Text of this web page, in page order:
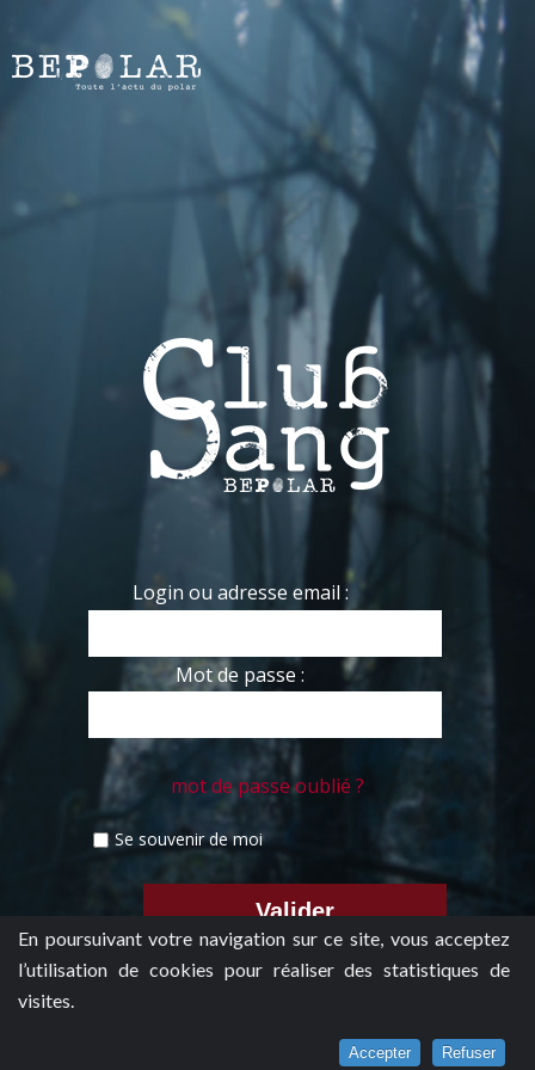
En poursuivant votre navigation sur ce site, vous acceptez
l’utilisation de cookies pour réaliser des statistiques de
visites.
Accepter Refuser
Login ou adresse email :
Mot de passe :
mot de passe oublié ?
Se souvenir de moi